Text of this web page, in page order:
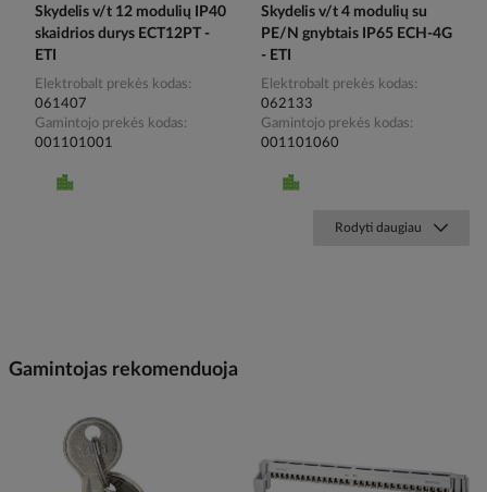
Skydelis v/t 12 modulių IP40
skaidrios durys ECT12PT -
ETI
Elektrobalt prekės kodas
061407
Gamintojo prekės kodas
001101001
Skydelis v/t 4 modulių su
PE/N gnybtais IP65 ECH-4G
- ETI
Elektrobalt prekės kodas
062133
Gamintojo prekės kodas
001101060
Rodyti daugiau
Gamintojas rekomenduoja